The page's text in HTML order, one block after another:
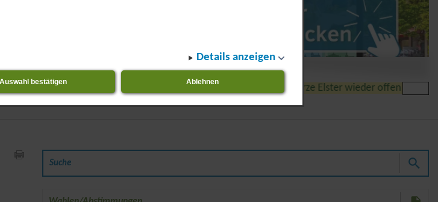
Details anzeigen
Auswahl bestätigen Ablehnen
L 65 Wahrenbrück: Brücke über die Schwarze Elster wieder offen für Fuß- und